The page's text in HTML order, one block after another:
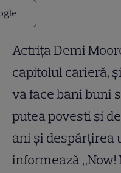
Actriţa Demi
capitolul carieră,
va face bani buni
putea povesti şi
ani şi despărţirea
informează „Now!